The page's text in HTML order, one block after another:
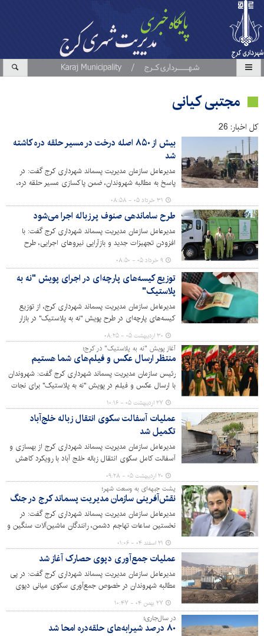
مجتبی کیانی
کل اخبار: 26
بیش از ۸۵۰ اصله درخت در مسیر حلقه دره کاشته
شد
مدیرعامل سازمان مدیریت پسماند شهرداری کرج گفت: در
پاسخ به مطالبه شهروندان، ضمن پاکسازی مسیر حلقه دره،
بیش از ۸۵۰ اصله درخت در این محل کاشته شد.۳۱ خرداد ۰۵ - ۰۸:۵۸
طرح ساماندهی صنوف پرزباله اجرا می‌شود
مدیرعامل سازمان مدیریت پسماند شهرداری کرج گفت: با
افزودن تجهیزات جدید و بازآرایی نیروهای اجرایی، طرح
ساماندهی صنوف پُر زباله با رویکردی دقیق‌تر و هدفمند دنبال
می‌شود.
۹ خرداد ۰۵ - ۰۸:۵۰
توزیع کیسه‌های پارچه‌ای در اجرای پویش "نه به
پلاستیک"
مدیرعامل سازمان مدیریت پسماند شهرداری کرج، از توزیع
کیسه‌های پارچه‌ای در طرح پویش "نه به پلاستیک" در بازار
روزهای کرج خبر داد.
۳۰ اردیبهشت ۰۵ - ۰۸:۲۵
آغاز پویش "نه به پلاستیک" در کرج؛
منتظر ارسال عکس و فیلم‌های شما هستیم
رئیس سازمان مدیریت پسماند شهرداری کرج گفت: شهروندان
با ارسال عکس و فیلم در پویش "نه به پلاستیک" برای نجات
شهرمان، مشارکت کنند.
۲۷ اردیبهشت ۰۵ - ۱۰:۱۶
عملیات آسفالت سکوی انتقال زباله خلج‌آباد
تکمیل شد
مدیرعامل سازمان مدیریت پسماند شهرداری کرج از بهسازی و
آسفالت کامل سکوی انتقال زباله خلج آباد با رویکرد کاهش
مخاطرات زیست محیطی خبر داد.
۲۰ اردیبهشت ۰۵ - ۰۹:۲۸
پشت جبهه‌ای به وسعت شهر؛
نقش‌آفرینی سازمان مدیریت پسماند کرج در جنگ
مدیرعامل سازمان مدیریت پسماند شهرداری کرج گفت: در
نخستین ساعات تهاجم دشمن، رانندگان ماشین‌آلات سنگین و
نیروهای عملیاتی، بی‌درنگ در صحنه حاضر شدند. با آمادگی
کامل و هماهنگی منسجم، مسیرها را باز کردند، موانع را جابه‌جا
نموده و پشتیبانی بی‌وقفه‌ای از عملیات امداد و نجات ارائه
دادند. این حضور سازمان‌یافته، جلوه‌ای از تعهد و
مسئولیت‌پذیری در بحران است.
۲۱ اسفند ۰۴ - ۰۱:۰۶
عملیات جمع‌آوری دپوی حصارک آغاز شد
مدیرعامل سازمان مدیریت پسماند شهرداری کرج گفت: در پی
مطالبه شهروندان در خصوص جمع‌آوری سکوی میانی دپوی
حصارک در بلوار ناصربخت، عملیات جمع‌آوری این محل آغاز
شد.
۲۷ بهمن ۰۴ - ۱۰:۴۷
در سال‌جاری؛
۸۰ درصد شیرابه‌های حلقه‌دره امحا شد